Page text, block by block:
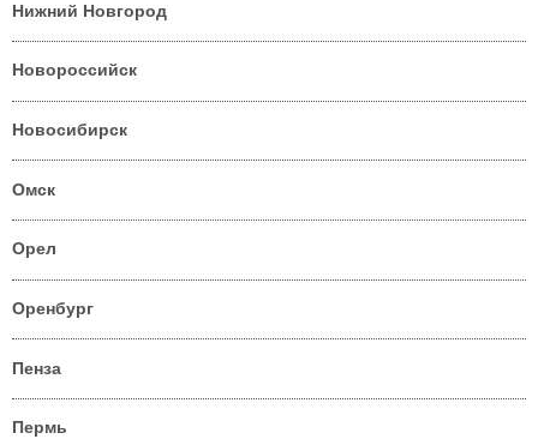
Нижний Новгород
Новороссийск
Новосибирск
Омск
Орел
Оренбург
Пенза
Пермь